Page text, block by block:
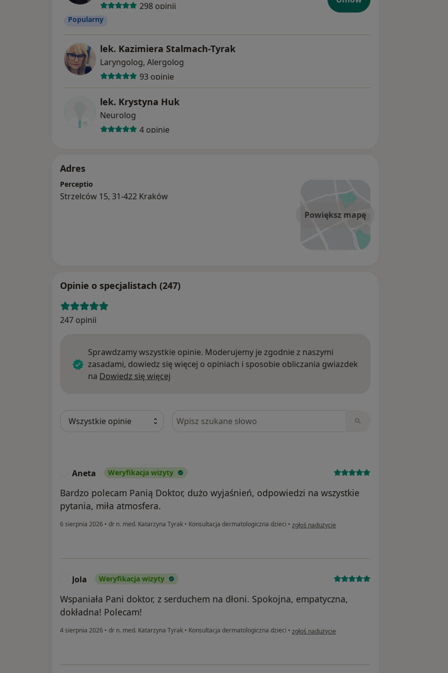
298 opinii
Popularny
lek. Kazimiera Stalmach-Tyrak
Laryngolog, Alergolog
93 opinie
lek. Krystyna Huk
Neurolog
4 opinie
Adres
Powiększ mapę
Perceptio
Strzelców 15, 31-422 Kraków
Opinie o specjalistach (247)
247 opinii
Sprawdzamy wszystkie opinie. Moderujemy je zgodnie z naszymi
zasadami, dowiedz się więcej o opiniach i sposobie obliczania gwiazdek
na Dowiedz się więcej
Szukaj w opiniach
Aneta Weryfikacja wizyty
Bardzo polecam Panią Doktor, dużo wyjaśnień, odpowiedzi na wszystkie
pytania, miła atmosfera.
6 sierpnia 2026 • dr n. med. Katarzyna Tyrak • Konsultacja dermatologiczna dzieci • w opinii użytkownika Aneta
zgłoś nadużycie
Jola Weryfikacja wizyty
Wspaniała Pani doktor, z serduchem na dłoni. Spokojna, empatyczna,
dokładna! Polecam!
4 sierpnia 2026 • dr n. med. Katarzyna Tyrak • Konsultacja dermatologiczna dzieci • w opinii użytkownika Jola
zgłoś nadużycie